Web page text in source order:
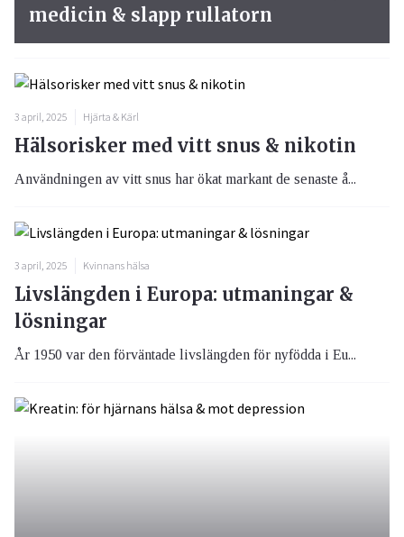
3 april, 2025 Hjärta & Kärl
Hälsorisker med vitt snus & nikotin
Användningen av vitt snus har ökat markant de senaste å...
3 april, 2025 Kvinnans hälsa
Livslängden i Europa: utmaningar &
lösningar
År 1950 var den förväntade livslängden för nyfödda i Eu...
medicin & slapp rullatorn